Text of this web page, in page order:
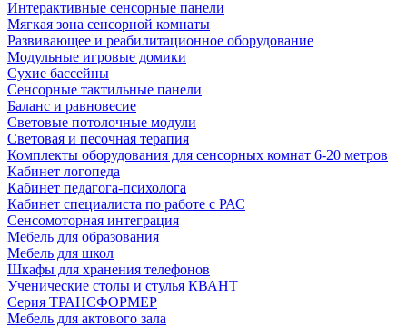
Интерактивные сенсорные панели
Мягкая зона сенсорной комнаты
Развивающее и реабилитационное оборудование
Модульные игровые домики
Сухие бассейны
Сенсорные тактильные панели
Баланс и равновесие
Световые потолочные модули
Световая и песочная терапия
Комплекты оборудования для сенсорных комнат 6-20 метров
Кабинет логопеда
Кабинет педагога-психолога
Кабинет специалиста по работе с РАС
Сенсомоторная интеграция
Мебель для образования
Мебель для школ
Шкафы для хранения телефонов
Ученические столы и стулья КВАНТ
Серия ТРАНСФОРМЕР
Мебель для актового зала